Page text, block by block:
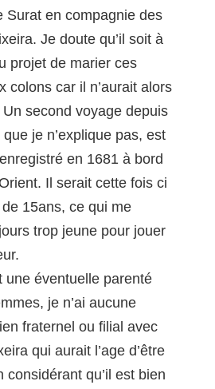
Surat en compagnie des
Je doute qu’il soit à
projet de marier ces
colons car il n’aurait alors
second voyage depuis
je n’explique pas, est
en 1681 à bord
Il serait cette fois ci
15ans, ce qui me
trop jeune pour jouer
une éventuelle parenté
je n’ai aucune
fraternel ou filial avec
qui aurait l’age d’être
considérant qu’il est bien